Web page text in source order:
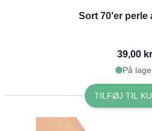
Sort 70'er perle
39,00 kr
På
TILFØJ TIL